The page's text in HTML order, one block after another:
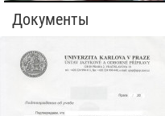
Документы